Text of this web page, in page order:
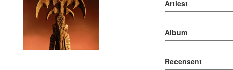
Artiest
Album
Recensent